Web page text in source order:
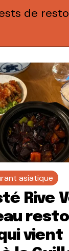
de
asiatique
Rive
resto
vient